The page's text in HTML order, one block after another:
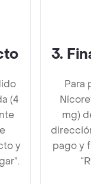
(4
y
3.
Para
mg)
pago y